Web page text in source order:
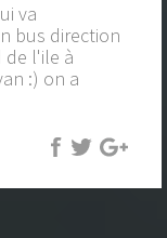
va
bus direction
de l'ile à
:) on a